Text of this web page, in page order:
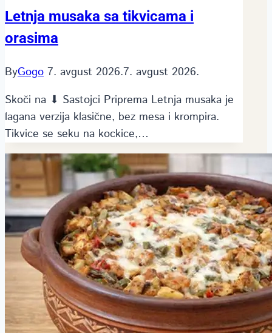
Letnja musaka sa tikvicama i
orasima
ByGogo 7. avgust 2026.7. avgust 2026.
Skoči na ⬇ Sastojci Priprema Letnja musaka je
lagana verzija klasične, bez mesa i krompira.
Tikvice se seku na kockice,…